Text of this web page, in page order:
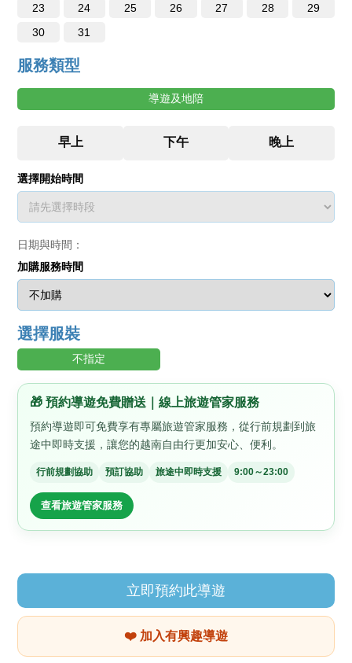
23
24 25 26 27 28
29
30
31
服務類型
導遊及地陪
選擇開始時間
日期與時間：
加購服務時間
選擇服裝
不指定
🎁 預約導遊免費贈送｜線上旅遊管家服務
預約導遊即可免費享有專屬旅遊管家服務，從行前規劃到旅
途中即時支援，讓您的越南自由行更加安心、便利。
行前規劃協助 預訂協助 旅途中即時支援 9:00～23:00
查看旅遊管家服務
立即預約此導遊
❤️ 加入有興趣導遊